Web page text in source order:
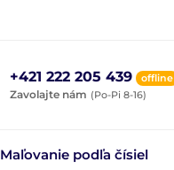
+421 222 205 439 offline
Zavolajte nám (Po-Pi 8-16)
Maľovanie podľa čísiel